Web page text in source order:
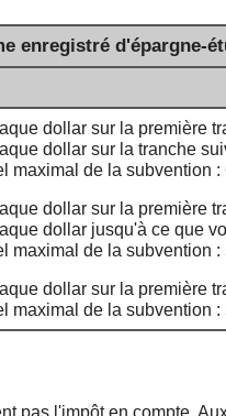
enregistré d'épargne-
dollar sur la première
dollar sur la tranche
maximal de la subvention :
dollar sur la première
dollar jusqu'à ce que
maximal de la subvention :
dollar sur la première
maximal de la subvention :
pas l'impôt en compte.